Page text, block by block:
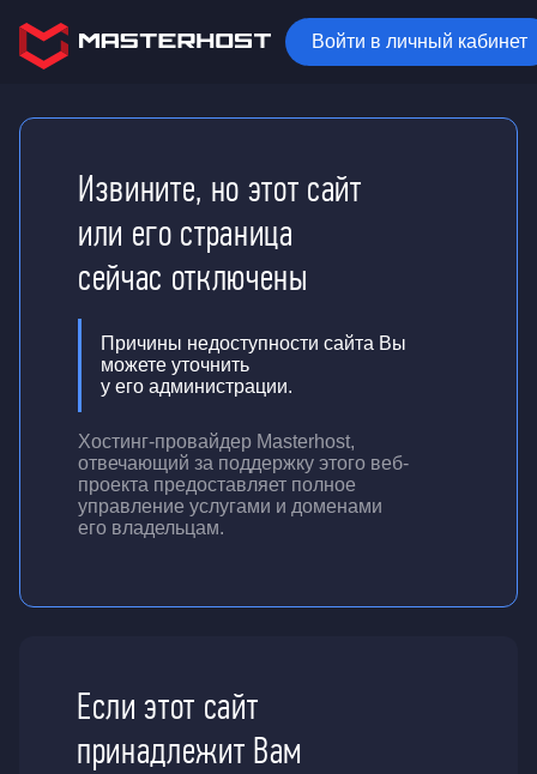
Войти в личный кабинет
Извините, но этот сайт
или его страница
сейчас отключены
Причины недоступности сайта Вы
можете уточнить
у его администрации.
Хостинг-провайдер Masterhost,
отвечающий за поддержку этого веб-
проекта предоставляет полное
управление услугами и доменами
его владельцам.
Если этот сайт
принадлежит Вам